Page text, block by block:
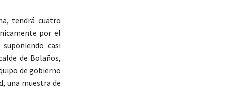
tendrá cuatro
por el
casi
de Bolaños,
de gobierno
una muestra de